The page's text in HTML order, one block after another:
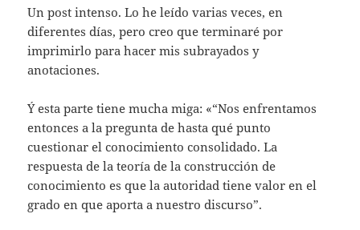
Un post intenso. Lo he leído varias veces, en
diferentes días, pero creo que terminaré por
imprimirlo para hacer mis subrayados y
anotaciones.
Ý esta parte tiene mucha miga: «“Nos enfrentamos
entonces a la pregunta de hasta qué punto
cuestionar el conocimiento consolidado. La
respuesta de la teoría de la construcción de
conocimiento es que la autoridad tiene valor en el
grado en que aporta a nuestro discurso”.